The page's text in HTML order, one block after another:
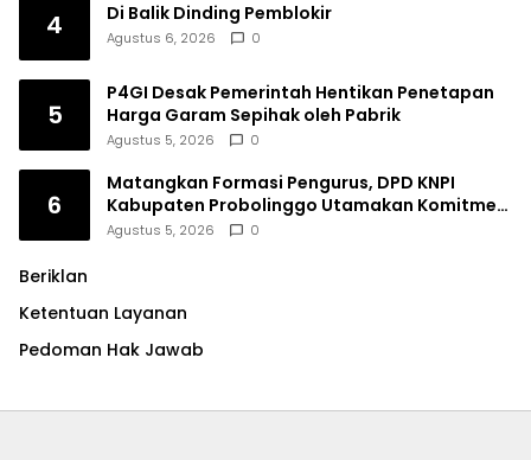
4 Di Balik Dinding Pemblokir
Agustus 6, 2026 0
5
P4GI Desak Pemerintah Hentikan Penetapan
Harga Garam Sepihak oleh Pabrik
Agustus 5, 2026 0
6
Matangkan Formasi Pengurus, DPD KNPI
Kabupaten Probolinggo Utamakan Komitmen
dan Kinerja
Agustus 5, 2026 0
Beriklan
Ketentuan Layanan
Pedoman Hak Jawab